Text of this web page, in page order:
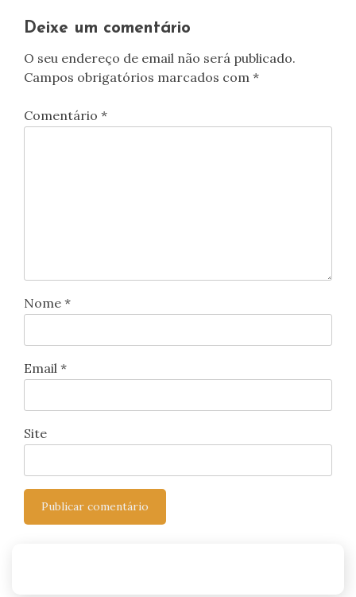
Deixe um comentário
O seu endereço de email não será publicado.
Campos obrigatórios marcados com *
Comentário *
Nome *
Email *
Site